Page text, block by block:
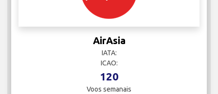
AirAsia
IATA:
ICAO:
120
Voos semanais